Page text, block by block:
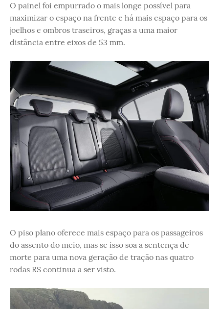
O painel foi empurrado o mais longe possível para
maximizar o espaço na frente e há mais espaço para os
joelhos e ombros traseiros, graças a uma maior
distância entre eixos de 53 mm.
O piso plano oferece mais espaço para os passageiros
do assento do meio, mas se isso soa a sentença de
morte para uma nova geração de tração nas quatro
rodas RS continua a ser visto.